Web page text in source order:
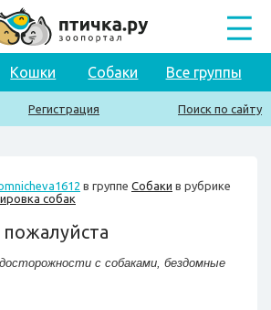
Кошки Собаки Все группы
Регистрация Поиск по сайту
в группе Собаки в рубрике
собак
с собаками, бездомные